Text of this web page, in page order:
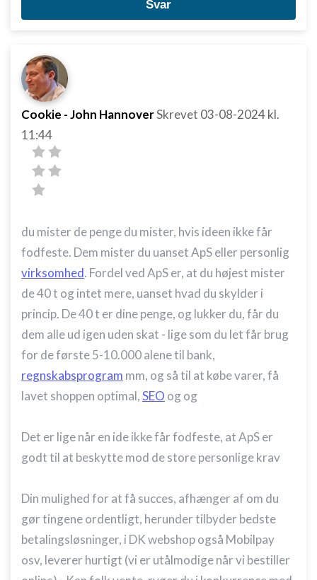
Svar
Cookie - John HannoverSkrevet 03-08-2024kl.
11:44
du mister de penge du mister, hvis ideen ikke får
fodfeste. Dem mister du uanset ApS eller personlig
virksomhed. Fordel ved ApS er, at du højest mister
de 40 t og intet mere, uanset hvad du skylder i
princip. De 40 t er dine penge, og lukker du, får du
dem alle ud igen uden skat - lige som du let får brug
for de første 5-10.000 alene til bank,
regnskabsprogram mm, og så til at købe varer, få
lavet shoppen optimal,SEO og og
Det er lige når en ide ikke får fodfeste, at ApS er
godt til at beskytte mod de store personlige krav
Din mulighed for at få succes, afhænger af om du
gør tingene ordentligt, herunder tilbyder bedste
betalingsløsninger, i DK webshop også Mobilpay
osv, leverer hurtigt (vi er utålmodige når vi bestiller